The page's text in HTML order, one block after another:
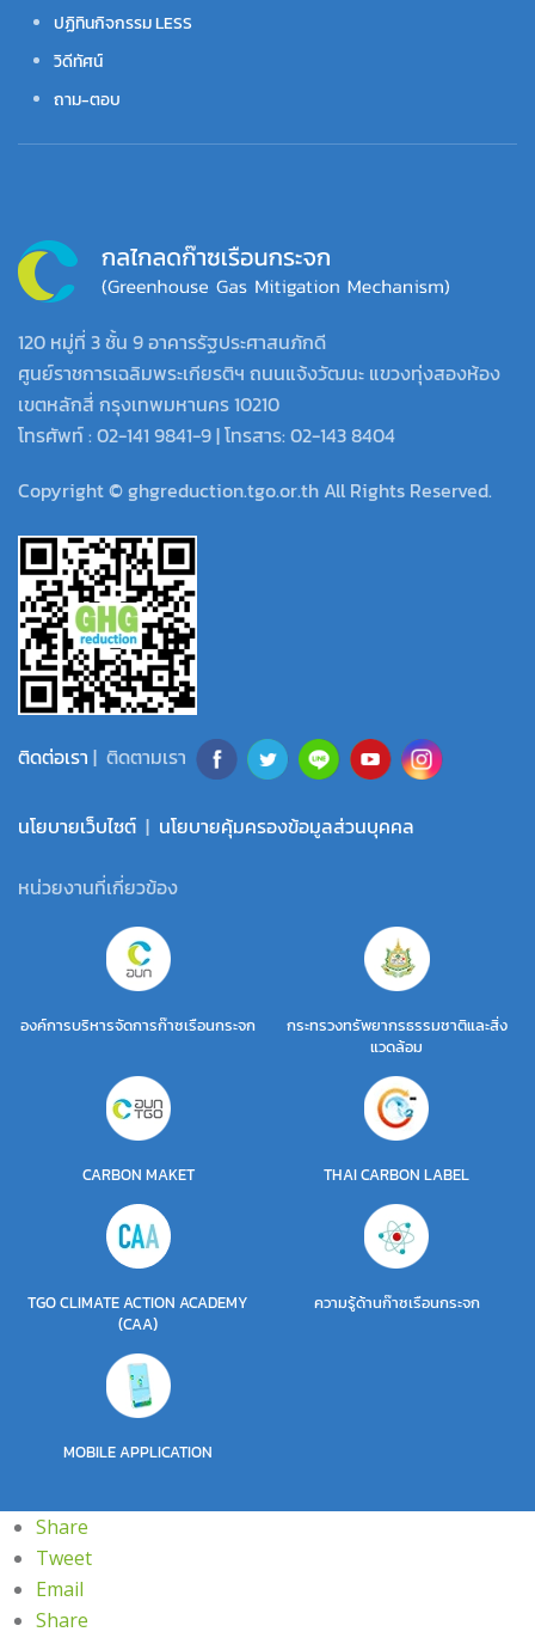
ปฏิทินกิจกรรม LESS
วิดีทัศน์
ถาม-ตอบ
120 หมู่ที่ 3 ชั้น 9 อาคารรัฐประศาสนภักดี
ศูนย์ราชการเฉลิมพระเกียรติฯ ถนนแจ้งวัฒนะ แขวงทุ่งสองห้อง
เขตหลักสี่ กรุงเทพมหานคร 10210
โทรศัพท์ : 02-141 9841-9 | โทรสาร: 02-143 8404
Copyright © ghgreduction.tgo.or.th All Rights Reserved.
ติดต่อเรา | ติดตามเรา
นโยบายเว็บไซต์ | นโยบายคุ้มครองข้อมูลส่วนบุคคล
หน่วยงานที่เกี่ยวข้อง
องค์การบริหารจัดการก๊าซเรือนกระจก
กระทรวงทรัพยากรธรรมชาติและสิ่ง
แวดล้อม
CARBON MAKET THAI CARBON LABEL
TGO CLIMATE ACTION ACADEMY
(CAA)
ความรู้ด้านก๊าซเรือนกระจก
MOBILE APPLICATION
Share
Tweet
Email
Share